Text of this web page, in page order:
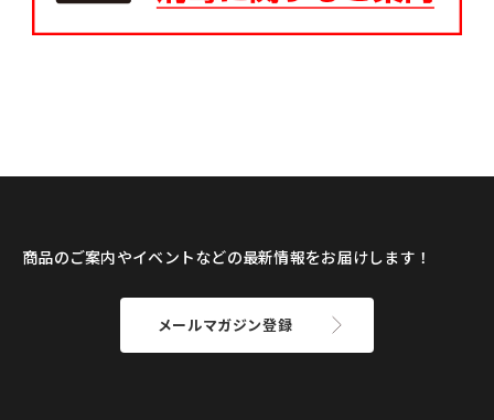
商品のご案内やイベントなどの最新情報をお届けします！
メールマガジン登録